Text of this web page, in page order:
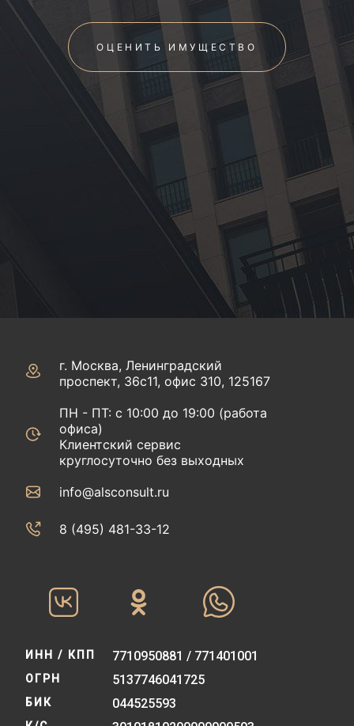
ОЦЕНИТЬ ИМУЩЕСТВО
г. Москва, Ленинградский
проспект, 36с11, офис 310, 125167
ПН - ПТ: с 10:00 до 19:00 (работа
офиса)
Клиентский сервис
круглосуточно без выходных
info@alsconsult.ru
8 (495) 481-33-12‬‬
ИНН / КПП 7710950881 / 771401001
ОГРН 5137746041725
БИК 044525593